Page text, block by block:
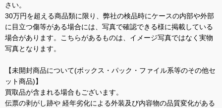
さい。
30万円を超える商品類に限り、弊社の検品時にケースの内部や外部
に目立つ傷等がある場合には、写真で確認できる様に掲載している
場合があります。こちらがあるものは、イメージ写真ではなく実物
写真となります。
【未開封商品について(ボックス・パック・ファイル系等のその他セ
ット商品)】
買取品が含まれる場合もございます。
伝票の剥がし跡や 経年劣化による外装及び内容物の品質変化がある